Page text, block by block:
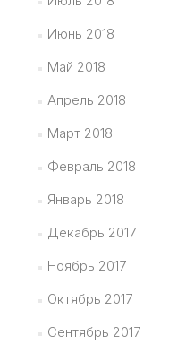
Июнь 2018
Май 2018
Апрель 2018
Март 2018
Февраль 2018
Январь 2018
Декабрь 2017
Ноябрь 2017
Октябрь 2017
Сентябрь 2017